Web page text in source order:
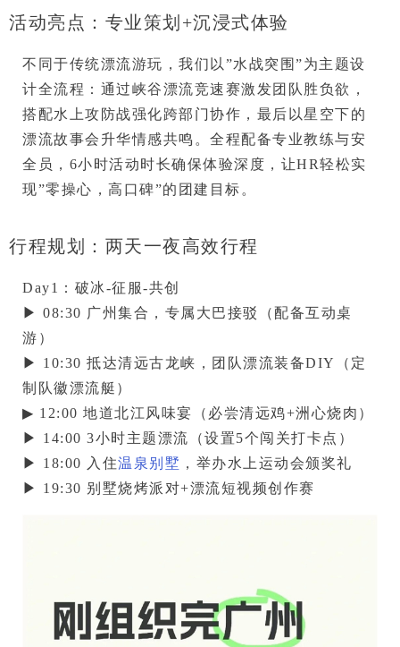
活动亮点：专业策划+沉浸式体验
不同于传统漂流游玩，我们以”水战突围”为主题设
计全流程：通过峡谷漂流竞速赛激发团队胜负欲，
搭配水上攻防战强化跨部门协作，最后以星空下的
漂流故事会 升华情感共鸣。全程配备专业教练与安
全员，6小时活动时长确保体验深度，让HR轻松实
现”零操心，高口碑”的团建目标。
行程规划：两天一夜高效行程
Day1：破冰-征服-共创
▶ 08:30 广州集合，专属大巴接驳（配备互动桌
游）
▶ 10:30 抵达清远古龙峡， 团队漂流装备DIY
（定
制队徽漂流艇）
▶ 12:00 地道北江风味宴（必尝清远鸡+洲心烧肉）
▶ 14:00 3小时主题漂流 （设置5个闯关打卡点）
▶ 18:00 入住温泉别墅 ，举办水上运动会颁奖礼
▶ 19:30 别墅烧烤派对+漂流短视频创作赛